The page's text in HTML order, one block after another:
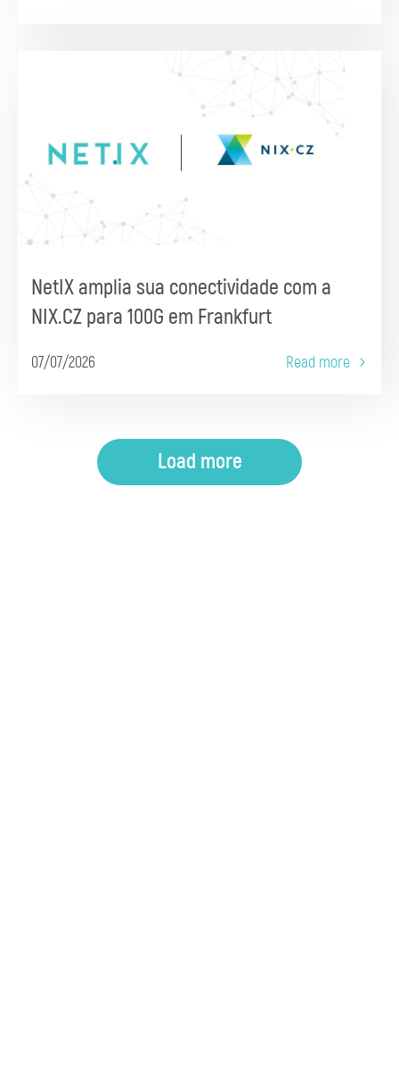
NetIX amplia sua conectividade com a
NIX.CZ para 100G em Frankfurt
07/07/2026 Read more
Load more